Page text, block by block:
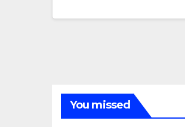
You missed